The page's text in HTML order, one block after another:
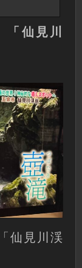
仙見川
仙見川渓